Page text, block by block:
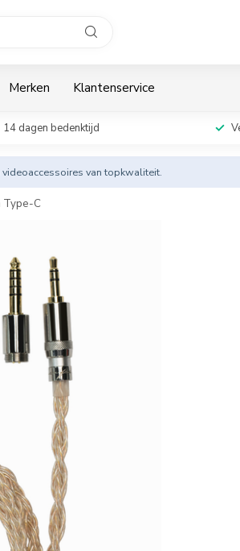
Merken Klantenservice
14 dagen bedenktijd
van topkwaliteit.
Type-C